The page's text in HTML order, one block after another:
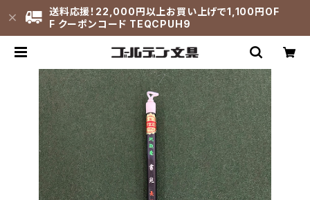
送料応援！22,000円以上お買い上げで1,100円OF
F クーポンコード TEQCPUH9